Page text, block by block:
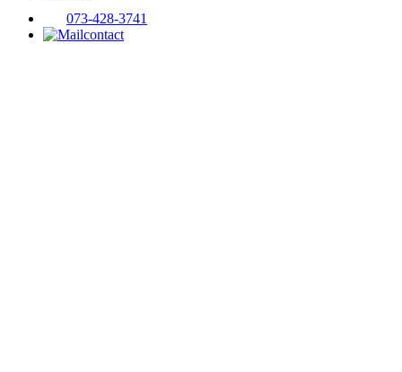
073-428-3741
contact